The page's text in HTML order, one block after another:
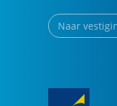
Naar